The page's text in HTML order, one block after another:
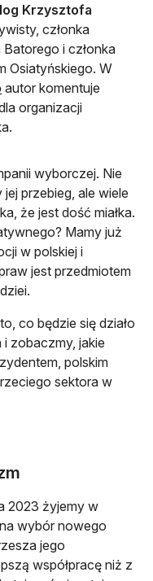
Krzysztofa
członka
i członka
Osiatyńskiego. W
autor komentuje
organizacji
wyborczej. Nie
przebieg, ale wiele
że jest dość miałka.
Mamy już
w polskiej i
jest przedmiotem
co będzie się działo
zobaczmy, jakie
polskim
sektora w
2023 żyjemy w
wybór nowego
jego
współpracę niż z